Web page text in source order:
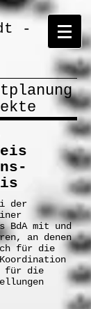
-
der
BdA mit und
an denen
für die
für die